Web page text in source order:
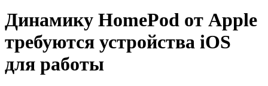
Динамику HomePod от Apple
требуются устройства iOS
для работы